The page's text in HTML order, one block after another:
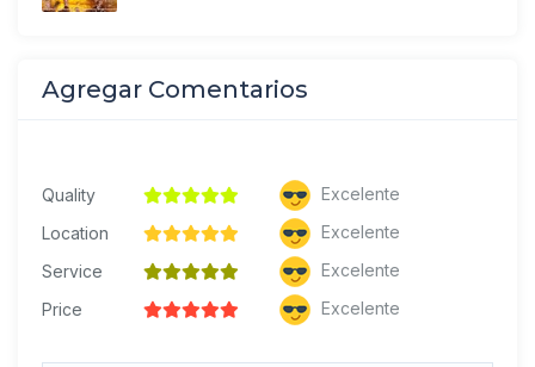
Agregar Comentarios
Quality
Excelente
Location
Excelente
Service
Excelente
Price
Excelente